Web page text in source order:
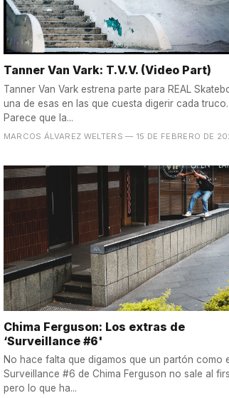
Tanner Van Vark: T.V.V. (Video Part)
Tanner Van Vark estrena parte para REAL
una de esas en las que cuesta digerir cada truco.
Parece que la...
MARCOS ÁLVAREZ WELTERS — 15 DE FEBRERO DE
Chima Ferguson: Los extras de
‘Surveillance #6'
No hace falta que digamos que un partón como
Surveillance #6 de Chima Ferguson no sale al
pero lo que ha...